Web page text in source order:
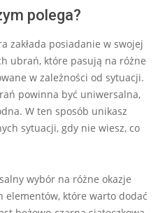
polega?
zakłada posiadanie w swojej
ubrań, które pasują na różne
w zależności od sytuacji.
powinna być uniwersalna,
W ten sposób unikasz
sytuacji, gdy nie wiesz, co
wybór na różne okazje
elementów, które warto dodać